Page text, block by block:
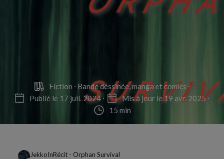
Fiction
Bande déssinée, manga et comics
Publié le 17 juil. 2024
Mis à jour le 19 avr. 2025
15 min
JekkoInRécit - Orphan Survival